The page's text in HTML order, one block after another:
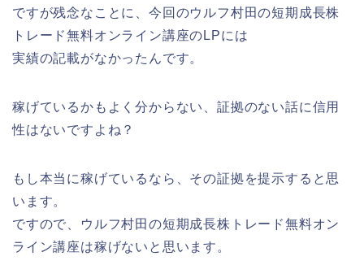
ですが残念なことに、今回のウルフ村田の短期成長株
トレード無料オンライン講座のLPには
実績の記載がなかったんです。
稼げているかもよく分からない、証拠のない話に信用
性はないですよね？
もし本当に稼げているなら、その証拠を提示すると思
います。
ですので、ウルフ村田の短期成長株トレード無料オン
ライン講座は稼げないと思います。